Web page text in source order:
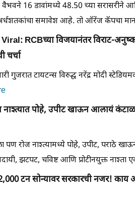
16 डावांमध्ये 48.50 च्या सरासरीने
समावेश आहे. तो ऑरेंज कॅपचा
RCBच्या विजयानंतर विराट-
चर्चा
गुजरात टायटन्स विरुद्ध नरेंद्र मोदी
पोहे, उपीट खाऊन आलायं
पण रोज नाश्त्यामध्ये पोहे, उपीट, पराठे
झटपट, चविष्ट आणि प्रोटीनयुक्त नाश्ता
टन सोन्यावर सरकारची नजर!